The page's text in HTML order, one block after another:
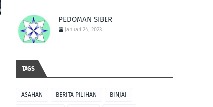
PEDOMAN SIBER
Januari 24, 2023
TAGS
ASAHAN BERITA PILIHAN BINJAI